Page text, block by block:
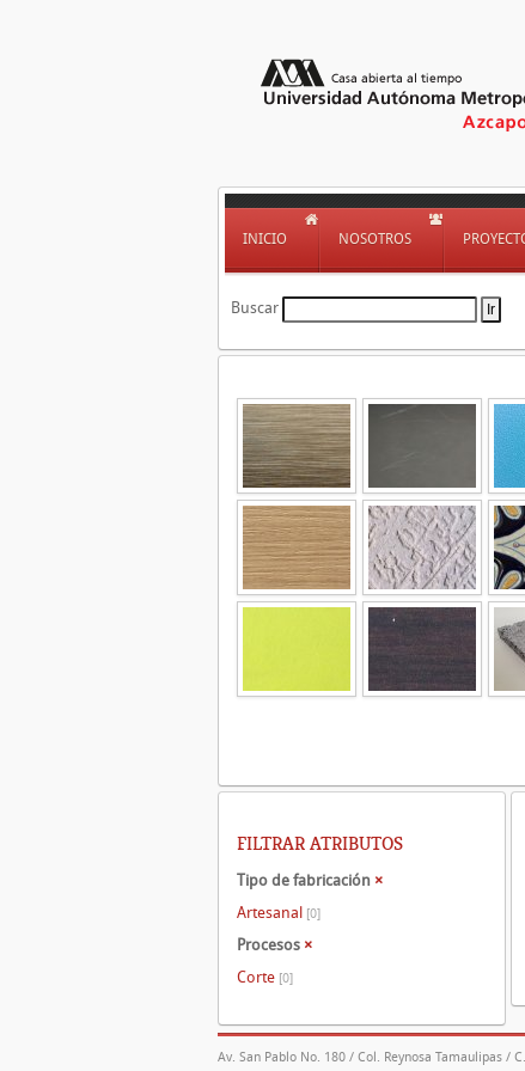
INICIO NOSOTROS
Buscar
FILTRAR ATRIBUTOS
Tipo de fabricación ×
Artesanal [0]
Procesos ×
Corte [0]
Av. San Pablo No. 180 / Col. Reynosa Tamaulipas /